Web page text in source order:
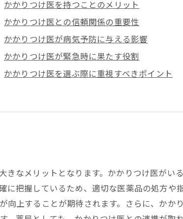
かかりつけ医を持つことのメリット
かかりつけ医との信頼関係の重要性
かかりつけ医が病気予防に与える影響
かかりつけ医が緊急時に果たす役割
かかりつけ医を選ぶ際に重視すべきポイント
きなメリットとなります。かかりつけ医がい
に把握しているため、適切な医薬品の処方や
向上することが期待されます。さらに、かか